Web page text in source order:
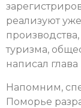
реализуют
туризма,
написал
Напомним,
Поморье